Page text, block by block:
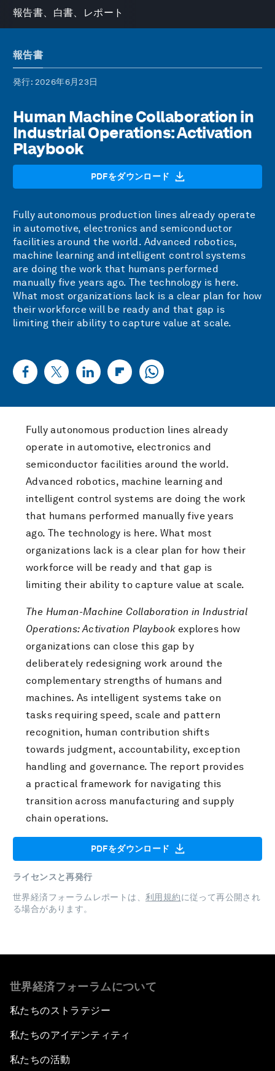
報告書、白書、レポート
報告書
発行: 2026年6月23日
Human Machine Collaboration in
Industrial Operations: Activation
Playbook
PDFをダウンロード
Fully autonomous production lines already operate
in automotive, electronics and semiconductor
facilities around the world. Advanced robotics,
machine learning and intelligent control systems
are doing the work that humans performed
manually five years ago. The technology is here.
What most organizations lack is a clear plan for how
their workforce will be ready and that gap is
limiting their ability to capture value at scale.
Fully autonomous production lines already
operate in automotive, electronics and
semiconductor facilities around the world.
Advanced robotics, machine learning and
intelligent control systems are doing the work
that humans performed manually five years
ago. The technology is here. What most
organizations lack is a clear plan for how their
workforce will be ready and that gap is
limiting their ability to capture value at scale.
The Human-Machine Collaboration in Industrial
Operations: Activation Playbookexplores how
organizations can close this gap by
deliberately redesigning work around the
complementary strengths of humans and
machines. As intelligent systems take on
tasks requiring speed, scale and pattern
recognition, human contribution shifts
towards judgment, accountability, exception
handling and governance. The report provides
a practical framework for navigating this
transition across manufacturing and supply
chain operations.
PDFをダウンロード
ライセンスと再発行
世界経済フォーラムレポートは、 利用規約に従って再公開され
る場合があります。
世界経済フォーラムについて
私たちのストラテジー
私たちのアイデンティティ
私たちの活動